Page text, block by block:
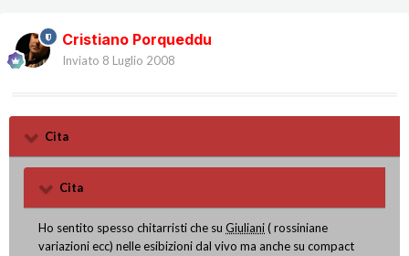
Cristiano Porqueddu
Inviato 8 Luglio 2008
Cita
Cita
Ho sentito spesso chitarristi che su Giuliani( rossiniane
variazioni ecc) nelle esibizioni dal vivo ma anche su compact